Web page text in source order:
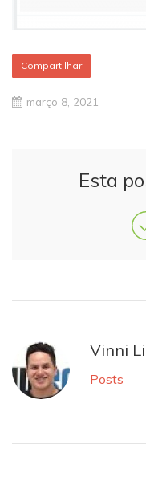
Compartilhar
março 8, 2021
Esta
Vinni
Posts